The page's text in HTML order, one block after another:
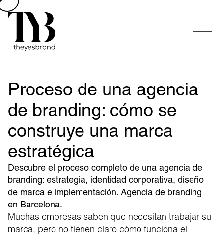
Proceso de una agencia
de branding: cómo se
construye una marca
estratégica
Descubre el proceso completo de una agencia de
branding: estrategia, identidad corporativa, diseño
de marca e implementación. Agencia de branding
en Barcelona.
Muchas empresas saben que necesitan trabajar su
marca, pero no tienen claro cómo funciona el